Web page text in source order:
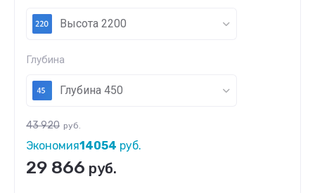
Высота 2200
Глубина
Глубина 450
43 920 руб.
Экономия14054 руб.
29 866 руб.